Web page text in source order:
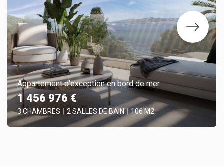
Appartement d'exception en bord de mer
1 456 976 €
3 CHAMBRES 2 SALLES DE BAIN | 106 M2